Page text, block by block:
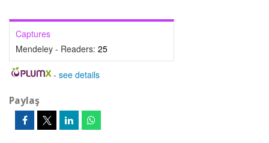
Captures
Mendeley - Readers: 25
- see details
Paylaş